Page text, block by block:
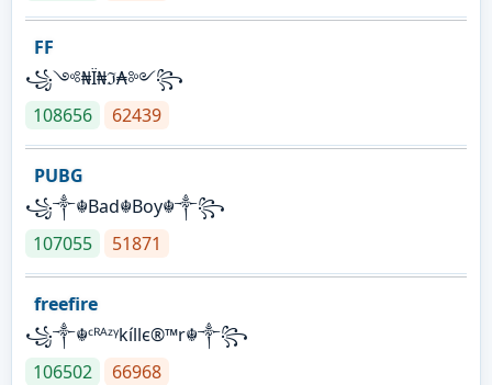
FF
꧁༺₦Ї₦ℑ₳༻꧂
108656
62439
PUBG
꧁༒☬Bad☬Boy☬༒꧂
107055
51871
freefire
꧁༒☬ᶜᴿᴬᶻᵞkíllє®™r☬༒꧂
106502
66968